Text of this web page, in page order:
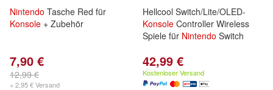
Nintendo Tasche Red für
Konsole + Zubehör
7,90 €
12,99 €
+ 2,95 € Versand
Hellcool Switch/Lite/OLED-
Konsole Controller Wireless
Spiele für Nintendo Switch
42,99 €
Kostenloser Versand